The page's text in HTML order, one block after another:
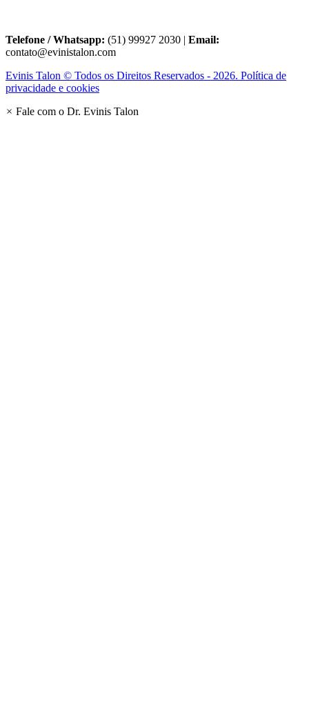
Telefone / Whatsapp: (51) 99927 2030 | Email:
contato@evinistalon.com
Evinis Talon © Todos os Direitos Reservados - 2026. Política de
privacidade e cookies
× Fale com o Dr. Evinis Talon